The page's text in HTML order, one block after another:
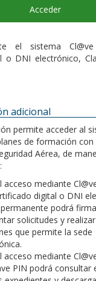
Acceder
el sistema
o DNI electrónico,
adicional
permite acceder al
de formación con
Aérea, de
acceso mediante
digital o DNI
podrá
solicitudes y
que permite la sede
acceso mediante
PIN podrá consultar